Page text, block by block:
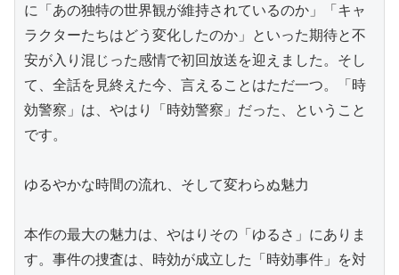
に「あの独特の世界観が維持されているのか」「キャ
ラクターたちはどう変化したのか」といった期待と不
安が入り混じった感情で初回放送を迎えました。そし
て、全話を見終えた今、言えることはただ一つ。「時
効警察」は、やはり「時効警察」だった、ということ
です。
ゆるやかな時間の流れ、そして変わらぬ魅力
本作の最大の魅力は、やはりその「ゆるさ」にありま
す。事件の捜査は、時効が成立した「時効事件」を対